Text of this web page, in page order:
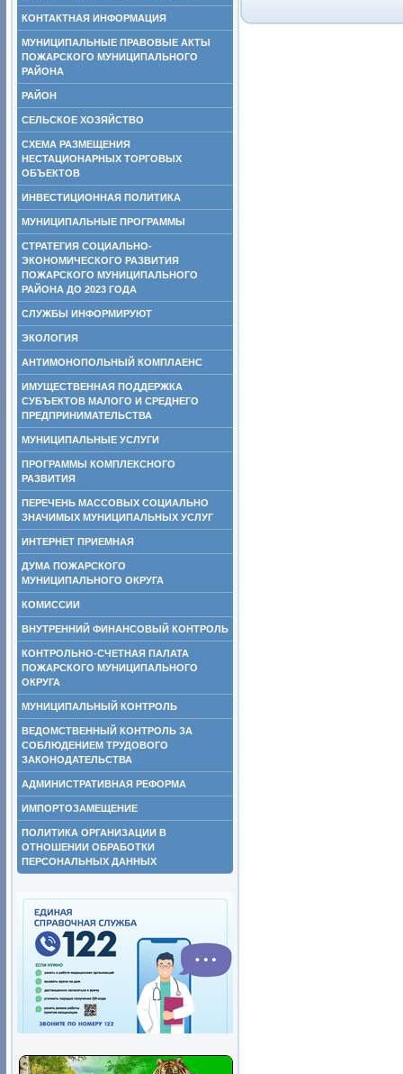
КОНТАКТНАЯ ИНФОРМАЦИЯ
МУНИЦИПАЛЬНЫЕ ПРАВОВЫЕ АКТЫ
ПОЖАРСКОГО МУНИЦИПАЛЬНОГО
РАЙОНА
РАЙОН
СЕЛЬСКОЕ ХОЗЯЙСТВО
СХЕМА РАЗМЕЩЕНИЯ
НЕСТАЦИОНАРНЫХ ТОРГОВЫХ
ОБЪЕКТОВ
ИНВЕСТИЦИОННАЯ ПОЛИТИКА
МУНИЦИПАЛЬНЫЕ ПРОГРАММЫ
СТРАТЕГИЯ СОЦИАЛЬНО-
ЭКОНОМИЧЕСКОГО РАЗВИТИЯ
ПОЖАРСКОГО МУНИЦИПАЛЬНОГО
РАЙОНА ДО 2023 ГОДА
СЛУЖБЫ ИНФОРМИРУЮТ
ЭКОЛОГИЯ
АНТИМОНОПОЛЬНЫЙ КОМПЛАЕНС
ИМУЩЕСТВЕННАЯ ПОДДЕРЖКА
СУБЪЕКТОВ МАЛОГО И СРЕДНЕГО
ПРЕДПРИНИМАТЕЛЬСТВА
МУНИЦИПАЛЬНЫЕ УСЛУГИ
ПРОГРАММЫ КОМПЛЕКСНОГО
РАЗВИТИЯ
ПЕРЕЧЕНЬ МАССОВЫХ СОЦИАЛЬНО
ЗНАЧИМЫХ МУНИЦИПАЛЬНЫХ УСЛУГ
ИНТЕРНЕТ ПРИЕМНАЯ
ДУМА ПОЖАРСКОГО
МУНИЦИПАЛЬНОГО ОКРУГА
КОМИССИИ
ВНУТРЕННИЙ ФИНАНСОВЫЙ КОНТРОЛЬ
КОНТРОЛЬНО-СЧЕТНАЯ ПАЛАТА
ПОЖАРСКОГО МУНИЦИПАЛЬНОГО
ОКРУГА
МУНИЦИПАЛЬНЫЙ КОНТРОЛЬ
ВЕДОМСТВЕННЫЙ КОНТРОЛЬ ЗА
СОБЛЮДЕНИЕМ ТРУДОВОГО
ЗАКОНОДАТЕЛЬСТВА
АДМИНИСТРАТИВНАЯ РЕФОРМА
ИМПОРТОЗАМЕЩЕНИЕ
ПОЛИТИКА ОРГАНИЗАЦИИ В
ОТНОШЕНИИ ОБРАБОТКИ
ПЕРСОНАЛЬНЫХ ДАННЫХ